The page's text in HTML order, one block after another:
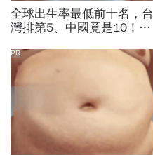
全球出生率最低前十名，台
灣排第5、中國竟是10！亞
經濟壓力成天然避孕藥？
PR